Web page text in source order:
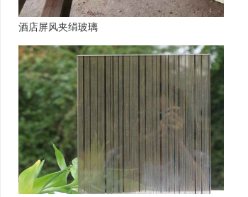
酒店屏风夹绢玻璃